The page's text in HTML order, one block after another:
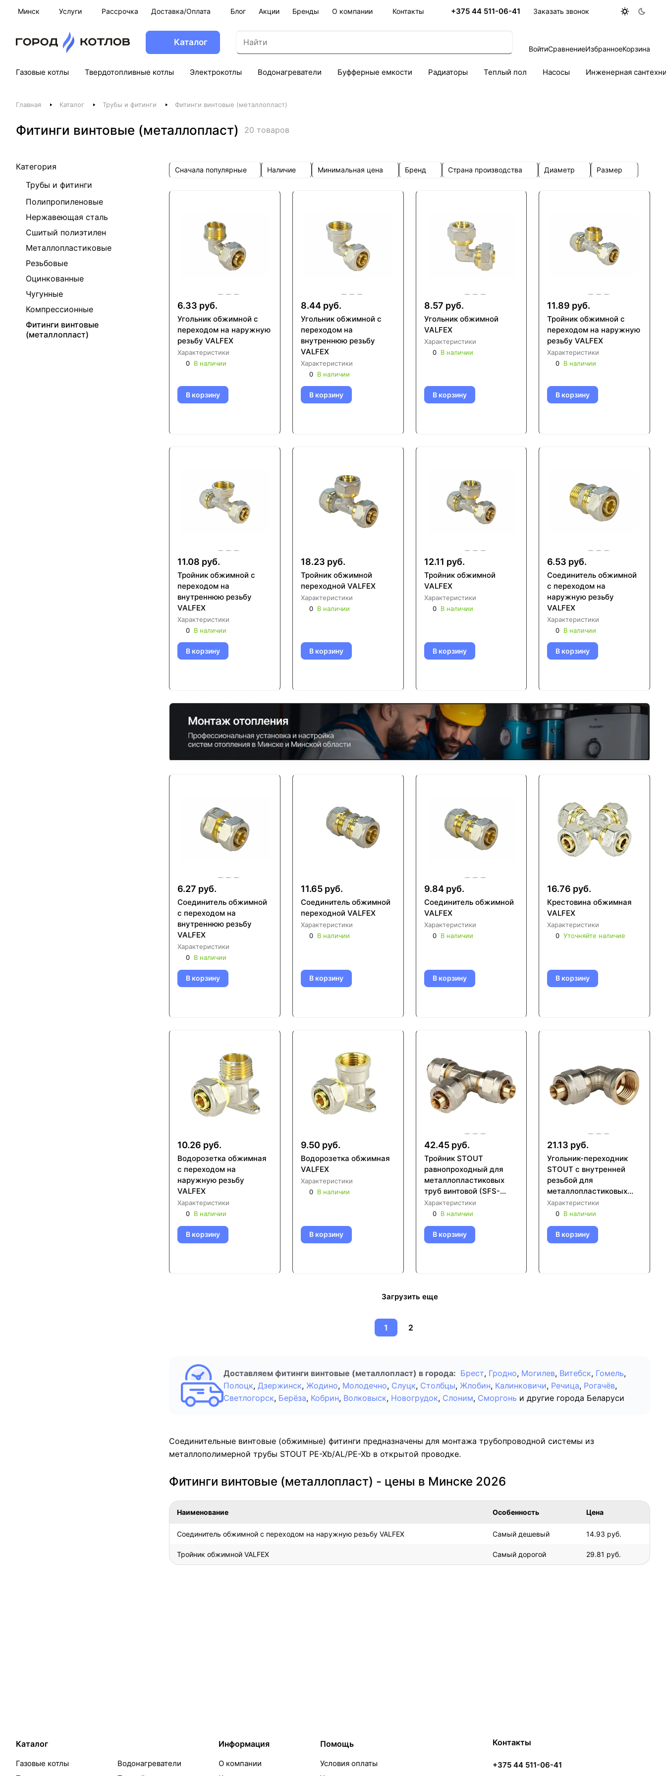
Минск Услуги Рассрочка Доставка/Оплата Блог Акции Бренды О компании Контакты +375 44 511-06-41 Заказать звонок
Каталог
ВойтиСравнениеИзбранноеКорзина
Газовые котлы Твердотопливные котлы Электрокотлы Водонагреватели Буфферные емкости Радиаторы Теплый пол Насосы Инженерная
Главная Каталог Трубы и фитинги Фитинги винтовые (металлопласт)
Фитинги винтовые (металлопласт) 20 товаров
Категория
Трубы и фитинги
Полипропиленовые
Нержавеющая сталь
Сшитый полиэтилен
Металлопластиковые
Резьбовые
Оцинкованные
Чугунные
Компрессионные
Фитинги винтовые
(металлопласт)
Сначала популярные Наличие Минимальная цена Бренд Страна производства Диаметр Размер
6.33 руб.
Угольник обжимной с
переходом на наружную
резьбу VALFEX
Характеристики
0 В наличии
В корзину
8.44 руб.
Угольник обжимной с
переходом на
внутреннюю резьбу
VALFEX
Характеристики
0 В наличии
В корзину
8.57 руб.
Угольник обжимной
VALFEX
Характеристики
0 В наличии
В корзину
11.89 руб.
Тройник обжимной с
переходом на наружную
резьбу VALFEX
Характеристики
0 В наличии
В корзину
11.08 руб.
Тройник обжимной с
переходом на
внутреннюю резьбу
VALFEX
Характеристики
0 В наличии
В корзину
18.23 руб.
Тройник обжимной
переходной VALFEX
Характеристики
0 В наличии
В корзину
12.11 руб.
Тройник обжимной
VALFEX
Характеристики
0 В наличии
В корзину
6.53 руб.
Соединитель обжимной
с переходом на
наружную резьбу
VALFEX
Характеристики
0 В наличии
В корзину
6.27 руб.
Соединитель обжимной
с переходом на
внутреннюю резьбу
VALFEX
Характеристики
0 В наличии
В корзину
11.65 руб.
Соединитель обжимной
переходной VALFEX
Характеристики
0 В наличии
В корзину
9.84 руб.
Соединитель обжимной
VALFEX
Характеристики
0 В наличии
В корзину
16.76 руб.
Крестовина обжимная
VALFEX
Характеристики
0 Уточняйте наличие
В корзину
10.26 руб.
Водорозетка обжимная
с переходом на
наружную резьбу
VALFEX
Характеристики
0 В наличии
В корзину
9.50 руб.
Водорозетка обжимная
VALFEX
Характеристики
0 В наличии
В корзину
42.45 руб.
Тройник STOUT
равнопроходный для
металлопластиковых
труб винтовой (SFS-
0009)
Характеристики
0 В наличии
В корзину
21.13 руб.
Угольник-переходник
STOUT с внутренней
резьбой для
металлопластиковых
труб винтовой (SFS-
0007)
Характеристики
0 В наличии
В корзину
Загрузить еще
1 2
Доставляем фитинги винтовые (металлопласт) в города: Брест, Гродно, Могилев, Витебск, Гомель,
Полоцк, Дзержинск, Жодино, Молодечно, Слуцк, Столбцы, Жлобин, Калинковичи, Речица, Рогачёв,
Светлогорск, Берёза, Кобрин, Волковыск, Новогрудок, Слоним, Сморгонь и другие города Беларуси
Соединительные винтовые (обжимные) фитинги предназначены для монтажа трубопроводной системы из
металлополимерной трубы STOUT PE-Xb/AL/PE-Xb в открытой проводке.
Фитинги винтовые (металлопласт) - цены в Минске 2026
Наименование Особенность Цена
Соединитель обжимной с переходом на наружную резьбу VALFEX Самый дешевый 14.93 руб.
Тройник обжимной VALFEX Самый дорогой 29.81 руб.
Каталог
Газовые котлы
Водонагреватели
Информация
О компании
Помощь
Условия оплаты
Контакты
+375 44 511-06-41